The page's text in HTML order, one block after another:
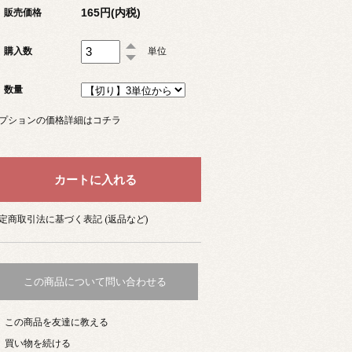
販売価格 165円(内税)
購入数 単位
数量
ションの価格詳細はコチラ
商取引法に基づく表記 (返品など)
この商品について問い合わせる
この商品を友達に教える
買い物を続ける